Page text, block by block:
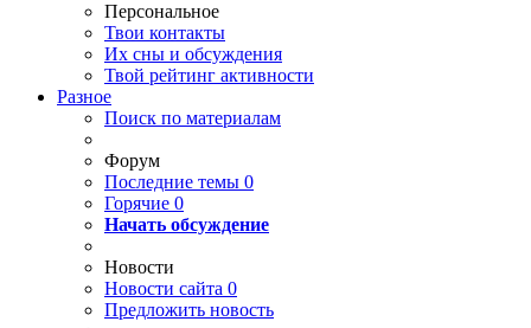
Персональное
Твои контакты
Их сны и обсуждения
Твой рейтинг активности
Разное
Поиск по материалам
Форум
Последние темы 0
Горячие 0
Начать обсуждение
Новости
Новости сайта 0
Предложить новость